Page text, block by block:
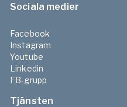
Sociala medier
Facebook
Instagram
Youtube
Linkedin
FB-grupp
Tjänsten